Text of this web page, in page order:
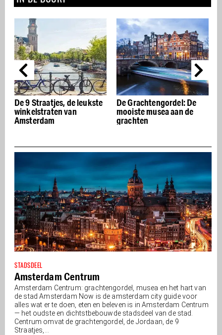
De 9 Straatjes, de leukste
winkelstraten van
Amsterdam
De Grachtengordel: De
mooiste musea aan de
grachten
STADSDEEL
Amsterdam Centrum
Amsterdam Centrum: grachtengordel, musea en het hart van
de stad Amsterdam Now is de amsterdam city guide voor
alles wat er te doen, eten en beleven is in Amsterdam Centrum
— het oudste en dichtstbebouwde stadsdeel van de stad.
Centrum omvat de grachtengordel, de Jordaan, de 9
Straatjes,...